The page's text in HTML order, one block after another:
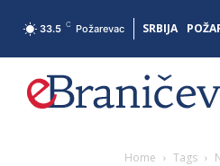
33.5 C Požarevac SRBIJA
Home Tags